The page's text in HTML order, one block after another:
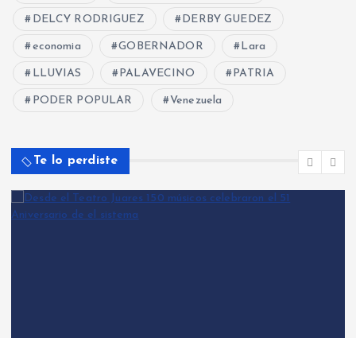
DELCY RODRIGUEZ DERBY GUEDEZ
economia GOBERNADOR Lara
LLUVIAS PALAVECINO PATRIA
PODER POPULAR Venezuela
Te lo perdiste